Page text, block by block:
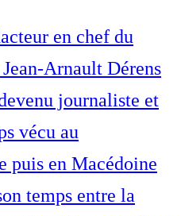
en chef du
Arnault Dérens
journaliste et
vécu au
puis en Macédoine
temps entre la